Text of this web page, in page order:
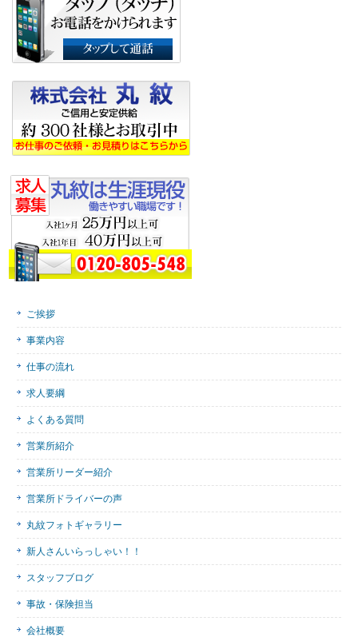
ご挨拶
事業内容
仕事の流れ
求人要綱
よくある質問
営業所紹介
営業所リーダー紹介
営業所ドライバーの声
丸紋フォトギャラリー
新人さんいらっしゃい！！
スタッフブログ
事故・保険担当
会社概要